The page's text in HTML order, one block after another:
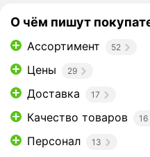
О чём пишут
Ассортимент 52
Цены 29
Доставка 17
Качество товаров 16
Персонал 13